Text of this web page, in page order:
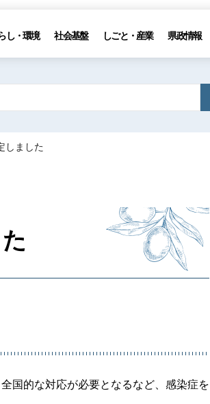
し・環境 社会基盤 しごと・産業 県政情報
しました
国的な対応が必要となるなど、感染症を